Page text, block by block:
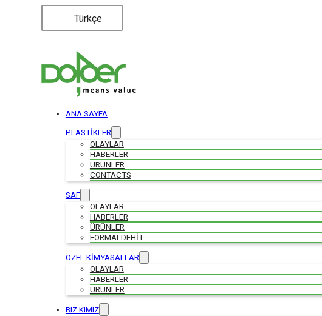
Türkçe
ANA SAYFA
PLASTİKLER
OLAYLAR
HABERLER
ÜRÜNLER
CONTACTS
SAF
OLAYLAR
HABERLER
ÜRÜNLER
FORMALDEHIT
ÖZEL KİMYASALLAR
OLAYLAR
HABERLER
ÜRÜNLER
BIZ KIMIZ